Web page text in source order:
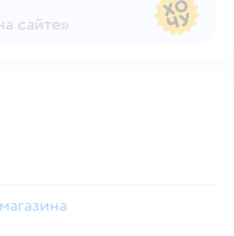
сайте»